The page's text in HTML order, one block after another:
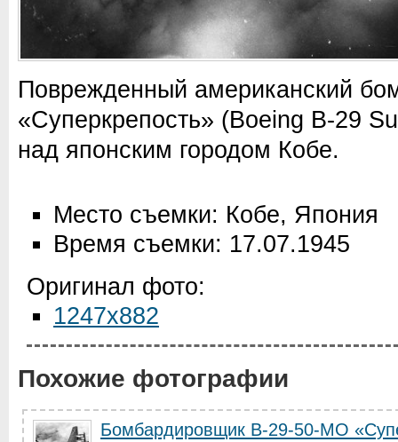
Поврежденный американский
«Суперкрепость» (Boeing B-29
над японским городом Кобе.
Место съемки: Кобе, Япония
Время съемки: 17.07.1945
Оригинал фото:
1247x882
Похожие фотографии
Бомбардировщик В-29-50-МО